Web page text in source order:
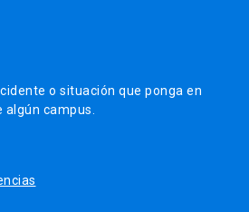
o situación que ponga en
algún campus.